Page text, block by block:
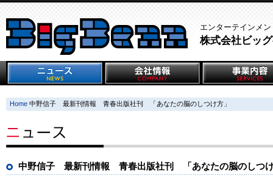
エンターテインメ
株式会社ビッ
Home 中野信子 最新刊情報 青春出版社刊 「あなたの脳のしつけ方」
中野信子 最新刊情報 青春出版社刊 「あなたの脳のしつ